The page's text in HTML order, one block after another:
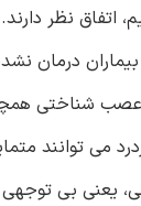
اتفاق نظر
درمان
عصب شناختی
می توانند
یعنی بی